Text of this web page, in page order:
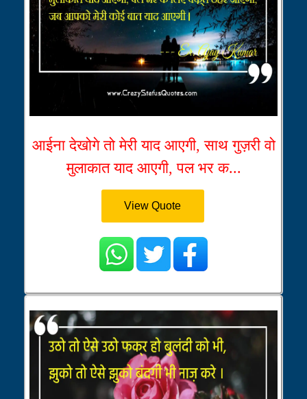
आईना देखोगे तो मेरी याद आएगी, साथ गुज़री वो
मुलाकात याद आएगी, पल भर क...
View Quote